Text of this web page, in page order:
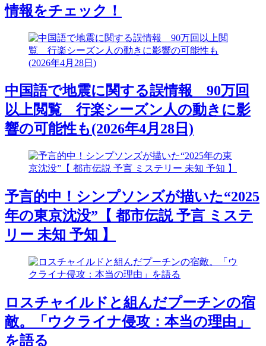
情報をチェック！
中国語で地震に関する誤情報 90万回
以上閲覧 行楽シーズン人の動きに影
響の可能性も(2026年4月28日)
予言的中！シンプソンズが描いた“2025
年の東京沈没”【 都市伝説 予言 ミステ
リー 未知 予知 】
ロスチャイルドと組んだプーチンの宿
敵。「ウクライナ侵攻：本当の理由」
を語る